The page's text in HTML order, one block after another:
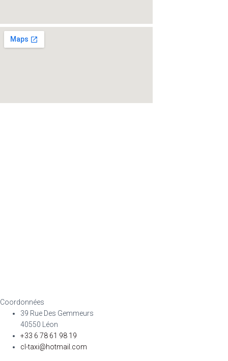
Coordonnées
39 Rue Des Gemmeurs
40550 Léon
+33 6 78 61 98 19
cl-taxi@hotmail.com